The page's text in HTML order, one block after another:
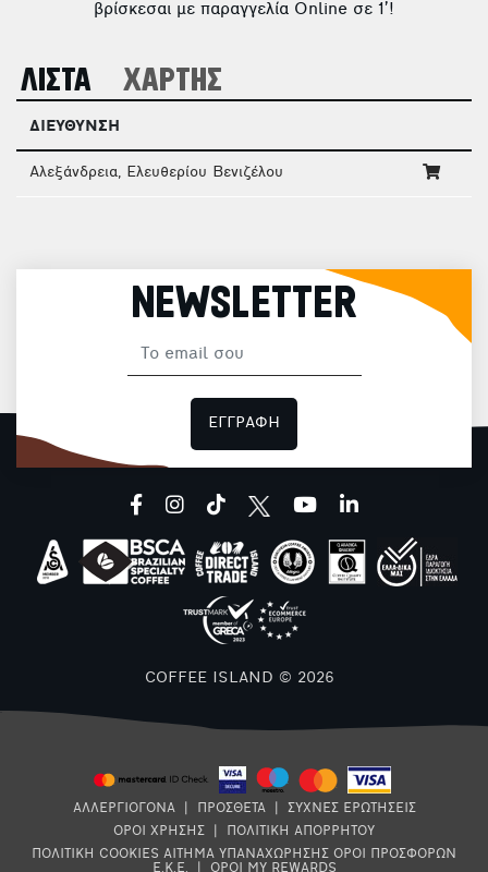
βρίσκεσαι με παραγγελία Online σε 1’!
ΛΙΣΤΑ ΧΑΡΤΗΣ
ΔΙΕΥΘΥΝΣΗ
Αλεξάνδρεια, Ελευθερίου Βενιζέλου
NEWSLETTER
ΕΓΓΡΑΦΗ
facebookinstagram
tiktok youtubelinkedin
COFFEE ISLAND © 2026
ΑΛΛΕΡΓΙΟΓΟΝΑ ΠΡΟΣΘΕΤΑ
ΣΥΧΝΕΣ ΕΡΩΤΗΣΕΙΣ
ΟΡΟΙ ΧΡΗΣΗΣ
ΠΟΛΙΤΙΚΗ ΑΠΟΡΡΗΤΟΥ
ΠΟΛΙΤΙΚΗ COOKIES ΑΙΤΗΜΑ ΥΠΑΝΑΧΩΡΗΣΗΣ ΟΡΟΙ ΠΡΟΣΦΟΡΩΝ
Ε.Κ.Ε.
ΟΡΟΙ MY REWARDS